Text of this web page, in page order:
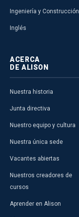
Ingeniería y Construcción
Inglés
ACERCA
DE ALISON
Nuestra historia
Junta directiva
Nuestro equipo y cultura
Nuestra única sede
Vacantes abiertas
Nuestros creadores de
cursos
Aprender en Alison